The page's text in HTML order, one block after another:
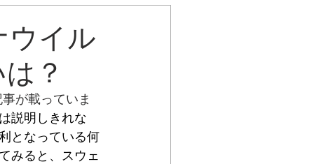
ウイル
？
が載っていま
説明しきれな
となっている何
みると、スウェ